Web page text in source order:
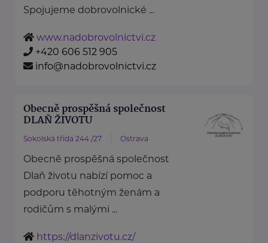
Spojujeme dobrovolnické ...
www.nadobrovolnictvi.cz
+420 606 512 905
info@nadobrovolnictvi.cz
Obecně prospěšná společnost
DLAŇ ŽIVOTU
Sokolská třída 244 /27 Ostrava
Obecně prospěšná společnost
Dlaň životu nabízí pomoc a
podporu těhotným ženám a
rodičům s malými ...
https://dlanzivotu.cz/